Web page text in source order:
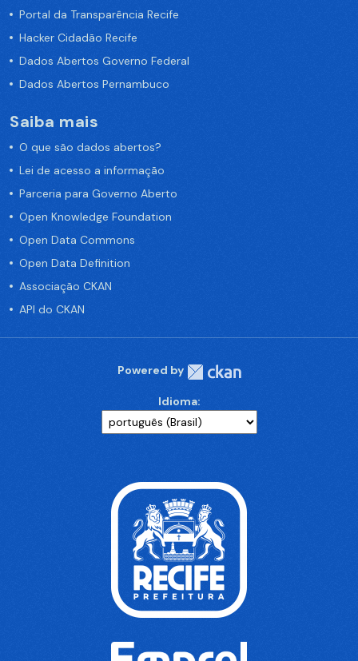
Portal da Transparência Recife
Hacker Cidadão Recife
Dados Abertos Governo Federal
Dados Abertos Pernambuco
Saiba mais
O que são dados abertos?
Lei de acesso a informação
Parceria para Governo Aberto
Open Knowledge Foundation
Open Data Commons
Open Data Definition
Associação CKAN
API do CKAN
Powered by
Idioma